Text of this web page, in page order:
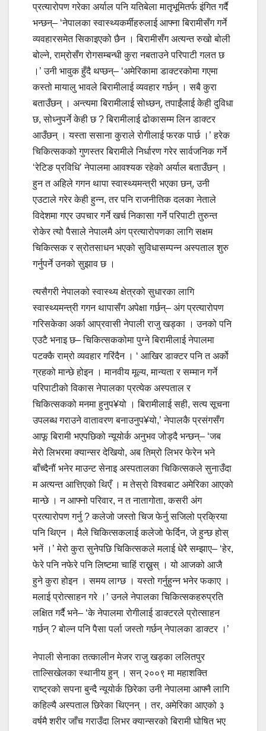
प्रत्यारोपण गरेका अर्याल पनि यतिबेला मातृभूमितर्फ इंगित गर्दै
भन्छन्– ‘नेपालका स्वास्थ्यकर्मीहरुलाई आफ्ना बिरामीसँग गर्ने
व्यवहारसमेत सिकाइएको छैन । बिरामीसँग अत्यन्त रुखो बोली
बोल्ने, राम्रोसँग रोगसम्बन्धी कुरा नबताउने परिपाटी गलत छ
।’ उनी भावुक हुँदै थप्छन्– ‘अमेरिकामा डाक्टरकोमा गएमा
कस्तो मायालु भावले बिरामीलाई व्यवहार गर्छन् । सबै कुरा
बताउँछन् । अन्त्यमा बिरामीलाई सोध्छन्, तपाईंलाई केही दुविधा
छ, सोध्नुपर्ने केही छ ? बिरामीलाई ढोकासम्म लिन डाक्टर
आउँछन् । यस्ता ससाना कुराले रोगीलाई फरक पार्छ ।’ हरेक
चिकित्सकको गुणस्तर बिरामीले निर्धारण गरेर सार्वजनिक गर्ने
‘रेटिङ प्रविधि’ नेपालमा आवश्यक रहेको अर्याल बताउँछन् ।
हुन त अहिले गगन थापा स्वास्थ्यमन्त्री भएका छन्, उनी
एउटाले गरेर केही हुन्न, तर पनि राजनीतिक दलका नेताले
विदेशमा गएर उपचार गर्ने खर्च निकासा गर्ने परिपाटी तुरुन्त
रोकेर त्यो पैसाले नेपालमै अंग प्रत्यारोपणका लागि सक्षम
चिकित्सक र स्रोतसाधन भएको सुविधासम्पन्न अस्पताल शुरु
गर्नुपर्ने उनको सुझाव छ ।
त्यसैगरी नेपालको स्वास्थ्य क्षेत्रको सुधारका लागि
स्वास्थ्यमन्त्री गगन थापासँग अपेक्षा गर्छन्– अंग प्रत्यारोपण
गरिसकेका अर्का आप्रवासी नेपाली राजु खड्का । उनको पनि
एउटै भनाइ छ– चिकित्सककोमा पुग्ने बिरामीलाई नेपालमा
पटक्कै राम्रो व्यवहार गरिंदैन । ‘ आखिर डाक्टर पनि त अर्को
ग्रहको मान्छे होइन । मानवीय मूल्य, मान्यता र सम्मान गर्ने
परिपाटीको विकास नेपालका प्रत्येक अस्पताल र
चिकित्सकको मनमा हुनुप¥यो । बिरामीलाई सही, सत्य सूचना
उपलब्ध गराउने वातावरण बनाउनुप¥यो,’ नेपालकै प्रसंगसँग
आफू बिरामी भएपछिको न्यूयोर्क अनुभव जोड्दै भन्छन्– ‘जब
मेरो लिभरमा क्यान्सर देखियो, अब तिम्रो लिभर फेरेन भने
बाँच्दैनौं भनेर माउन्ट सेनाइ अस्पतालका चिकित्सकले सुनाउँदा
म अत्यन्त आत्तिएको थिएँ । म तेस्रो विश्वबाट अमेरिका आएको
मान्छे । न आफ्नो परिवार, न त नातागोता, कसरी अंग
प्रत्यारोपण गर्नु ? कलेजो जस्तो चिज फेर्नु सजिलो प्रक्रिया
पनि थिएन । मैले चिकित्सकलाई कलेजो फेर्दिन, जे हुन्छ होस्
भनें ।’ मेरो कुरा सुनेपछि चिकित्सकले मलाई धेरै सम्झाए– ‘हेर,
फेरे पनि नफेरे पनि लिष्टमा चाहिं राख्नुस् । यो आजको आजै
हुने कुरा होइन । समय लाग्छ । यस्तो गर्नुहुन्न भनेर फकाए ।
मलाई प्रोत्साहन गरे ।’ उनले नेपालका चिकित्सकहरुप्रति
लक्षित गर्दै भने– ‘के नेपालमा रोगीलाई डाक्टरले प्रोत्साहन
गर्छन् ? बोल्न पनि पैसा पर्ला जस्तो गर्छन् नेपालका डाक्टर ।’
नेपाली सेनाका तत्कालीन मेजर राजु खड्का ललितपुर
ताल्सिखेलका स्थानीय हुन् । सन् २००९ मा महाशक्ति
राष्ट्रको सपना बुन्दै न्यूयोर्क छिरेका उनी नेपालमा आफ्नै लागि
कहिल्यै अस्पताल छिरेका थिएनन् । तर, अमेरिका आएको ३
वर्षमै शरीर जाँच गराउँदा लिभर क्यान्सरको बिरामी घोषित भए